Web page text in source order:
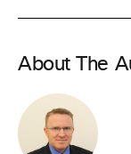
About The